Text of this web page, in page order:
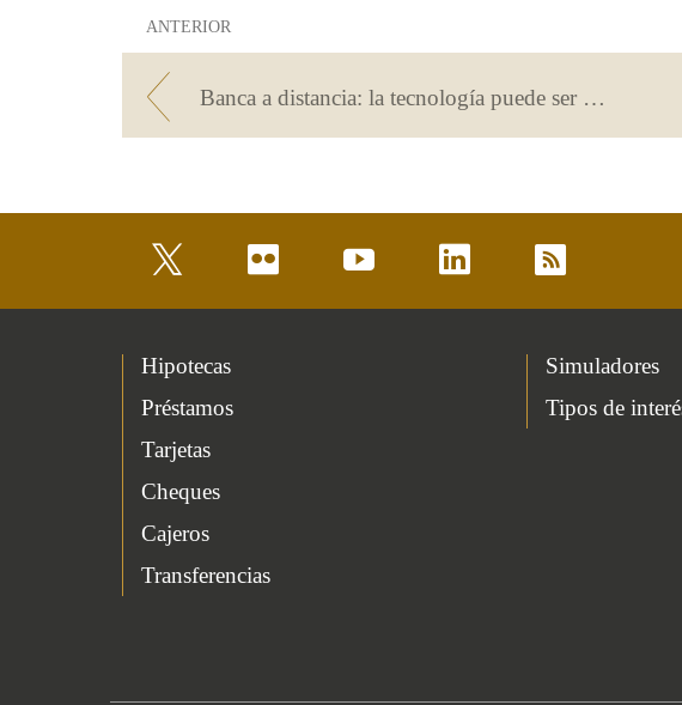
ANTERIOR
Banca a distancia: la tecnología puede ser nuestra mejor aliada si la utilizamos con cabeza
youtube
Hipotecas
Préstamos
Tarjetas
Cheques
Cajeros
Transferencias
Simuladores
Tipos de